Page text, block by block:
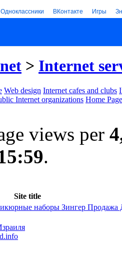
Одноклассники ВКонтакте Игры
> Internet
Web design Internet cafes and clubs
Internet organizations Home
views per
.
Site title
наборы Зингер Продажа